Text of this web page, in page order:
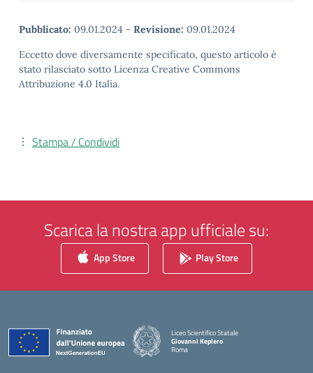
Pubblicato: 09.01.2024 - Revisione: 09.01.2024
Eccetto dove diversamente specificato, questo articolo è
stato rilasciato sotto Licenza Creative Commons
Attribuzione 4.0 Italia.
Stampa / Condividi
Scarica la nostra app ufficiale su:
App Store Play Store
Liceo Scientifico Statale
Giovanni Keplero
Roma